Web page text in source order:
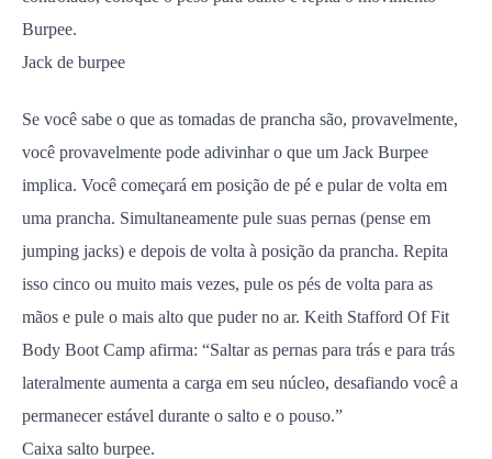
Burpee.
Jack de burpee
Se você sabe o que as tomadas de prancha são, provavelmente,
você provavelmente pode adivinhar o que um Jack Burpee
implica. Você começará em posição de pé e pular de volta em
uma prancha. Simultaneamente pule suas pernas (pense em
jumping jacks) e depois de volta à posição da prancha. Repita
isso cinco ou muito mais vezes, pule os pés de volta para as
mãos e pule o mais alto que puder no ar. Keith Stafford Of Fit
Body Boot Camp afirma: “Saltar as pernas para trás e para trás
lateralmente aumenta a carga em seu núcleo, desafiando você a
permanecer estável durante o salto e o pouso.”
Caixa salto burpee.